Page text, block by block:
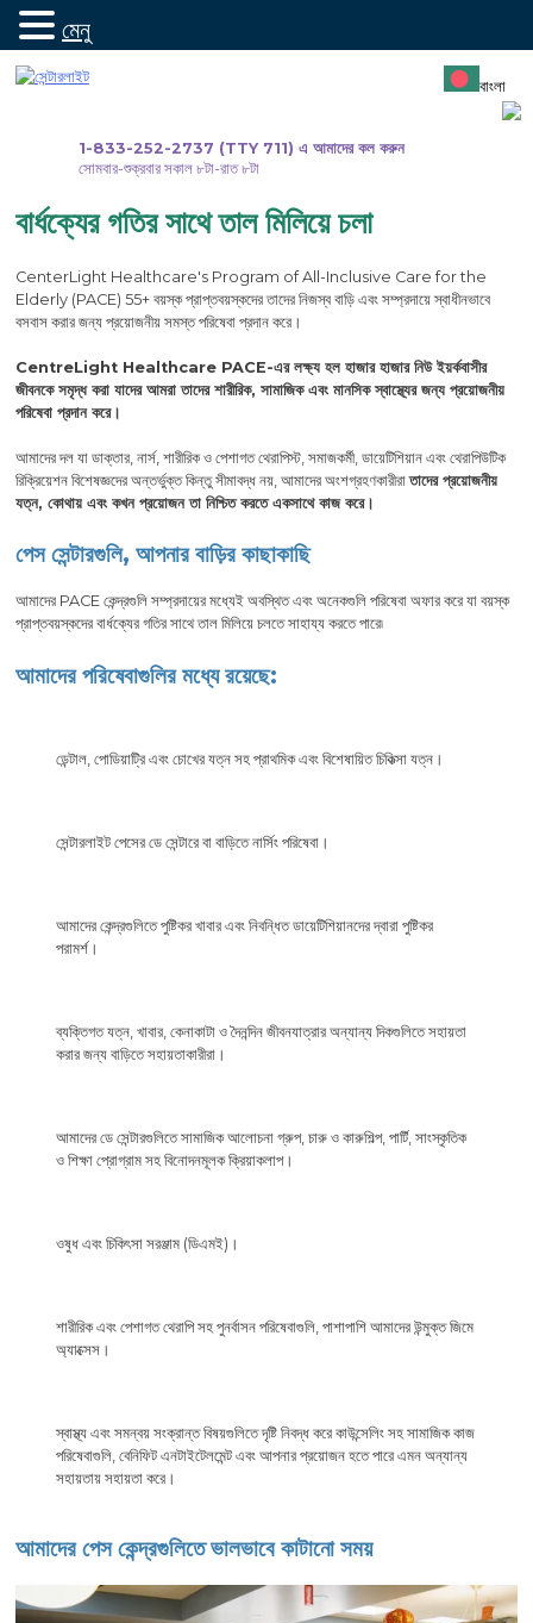
যান
1-833-252-2737 (TTY 711) এ আমাদের কল করুন
সোমবার-শুক্রবার সকাল ৮টা-রাত ৮টা
বাংলা
বার্ধক্যের গতির সাথে তাল মিলিয়ে চলা
CenterLight Healthcare's Program of All-Inclusive Care for the
Elderly (PACE) 55+ বয়স্ক প্রাপ্তবয়স্কদের তাদের নিজস্ব বাড়ি এবং সম্প্রদায়ে স্বাধীনভাবে
বসবাস করার জন্য প্রয়োজনীয় সমস্ত পরিষেবা প্রদান করে।
CentreLight Healthcare PACE-এর লক্ষ্য হল হাজার হাজার নিউ ইয়র্কবাসীর
জীবনকে সমৃদ্ধ করা যাদের আমরা তাদের শারীরিক, সামাজিক এবং মানসিক স্বাস্থ্যের জন্য প্রয়োজনীয়
পরিষেবা প্রদান করে।
আমাদের দল যা ডাক্তার, নার্স, শারীরিক ও পেশাগত থেরাপিস্ট, সমাজকর্মী, ডায়েটিশিয়ান এবং থেরাপিউটিক
রিক্রিয়েশন বিশেষজ্ঞদের অন্তর্ভুক্ত কিন্তু সীমাবদ্ধ নয়, আমাদের অংশগ্রহণকারীরাতাদের প্রয়োজনীয়
যত্ন, কোথায় এবং কখন প্রয়োজন তা নিশ্চিত করতে একসাথে কাজ করে।
পেস সেন্টারগুলি, আপনার বাড়ির কাছাকাছি
আমাদের PACE কেন্দ্রগুলি সম্প্রদায়ের মধ্যেই অবস্থিত এবং অনেকগুলি পরিষেবা অফার করে যা বয়স্ক
প্রাপ্তবয়স্কদের বার্ধক্যের গতির সাথে তাল মিলিয়ে চলতে সাহায্য করতে পারে৷
আমাদের পরিষেবাগুলির মধ্যে রয়েছে:
ডেন্টাল, পোডিয়াট্রি এবং চোখের যত্ন সহ প্রাথমিক এবং বিশেষায়িত চিকিত্সা যত্ন।
সেন্টারলাইট পেসের ডে সেন্টারে বা বাড়িতে নার্সিং পরিষেবা।
আমাদের কেন্দ্রগুলিতে পুষ্টিকর খাবার এবং নিবন্ধিত ডায়েটিশিয়ানদের দ্বারা পুষ্টিকর
পরামর্শ।
ব্যক্তিগত যত্ন, খাবার, কেনাকাটা ও দৈনন্দিন জীবনযাত্রার অন্যান্য দিকগুলিতে সহায়তা
করার জন্য বাড়িতে সহায়তাকারীরা।
আমাদের ডে সেন্টারগুলিতে সামাজিক আলোচনা গ্রুপ, চারু ও কারুশিল্প, পার্টি, সাংস্কৃতিক
ও শিক্ষা প্রোগ্রাম সহ বিনোদনমূলক ক্রিয়াকলাপ।
ওষুধ এবং চিকিৎসা সরঞ্জাম (ডিএমই)।
শারীরিক এবং পেশাগত থেরাপি সহ পুনর্বাসন পরিষেবাগুলি, পাশাপাশি আমাদের উন্মুক্ত জিমে
অ্যাক্সেস।
স্বাস্থ্য এবং সমন্বয় সংক্রান্ত বিষয়গুলিতে দৃষ্টি নিবদ্ধ করে কাউন্সেলিং সহ সামাজিক কাজ
পরিষেবাগুলি, বেনিফিট এনটাইটেলমেন্ট এবং আপনার প্রয়োজন হতে পারে এমন অন্যান্য
সহায়তায় সহায়তা করে।
আমাদের পেস কেন্দ্রগুলিতে ভালভাবে কাটানো সময়
মেনু